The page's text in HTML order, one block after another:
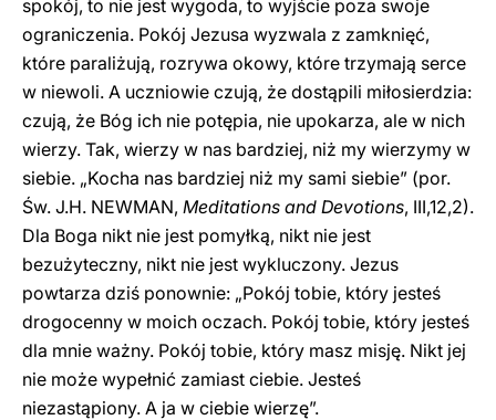
spokój, to nie jest wygoda, to wyjście poza swoje
ograniczenia. Pokój Jezusa wyzwala z zamknięć,
które paraliżują, rozrywa okowy, które trzymają serce
w niewoli. A uczniowie czują, że dostąpili miłosierdzia:
czują, że Bóg ich nie potępia, nie upokarza, ale w nich
wierzy. Tak, wierzy w nas bardziej, niż my wierzymy w
siebie. „Kocha nas bardziej niż my sami siebie” (por.
Św. J.H. NEWMAN, Meditations and Devotions, III,12,2).
Dla Boga nikt nie jest pomyłką, nikt nie jest
bezużyteczny, nikt nie jest wykluczony. Jezus
powtarza dziś ponownie: „Pokój tobie, który jesteś
drogocenny w moich oczach. Pokój tobie, który jesteś
dla mnie ważny. Pokój tobie, który masz misję. Nikt jej
nie może wypełnić zamiast ciebie. Jesteś
niezastąpiony. A ja w ciebie wierzę”.